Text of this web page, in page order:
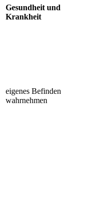
Gesundheit und
Krankheit
eigenes Befinden
wahrnehmen